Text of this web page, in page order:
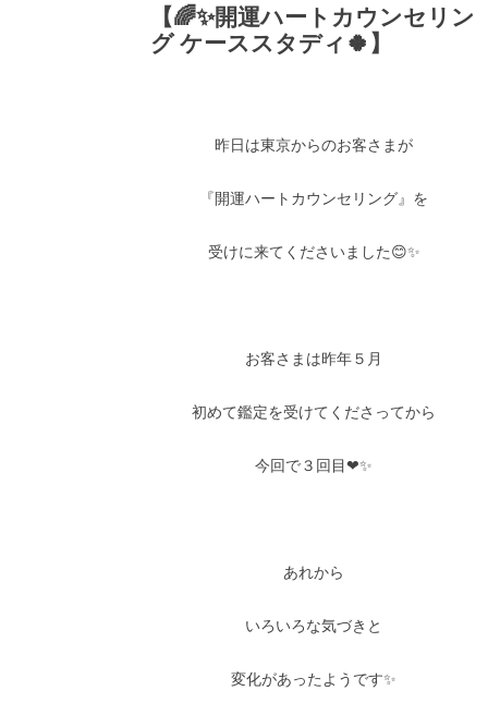
【🌈✨開運ハートカウンセリン
グ ケーススタディ🍀】
昨日は東京からのお客さまが
『開運ハートカウンセリング』を
受けに来てくださいました😊✨
お客さまは昨年５月
初めて鑑定を受けてくださってから
今回で３回目❤✨
あれから
いろいろな気づきと
変化があったようです✨